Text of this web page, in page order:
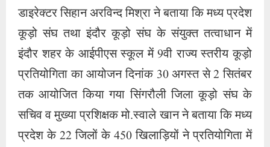
डाइरेक्टर सिहान अरविन्द मिश्रा ने बताया कि मध्य प्रदेश
कूड़ो संघ तथा इंदौर कूड़ो संघ के संयुक्त तत्वाधान में
इंदौर शहर के आईपीएस स्कूल में 9वी राज्य स्तरीय कूड़ो
प्रतियोगिता का आयोजन दिनांक 30 अगस्त से 2 सितंबर
तक आयोजित किया गया सिंगरौली जिला कूड़ो संघ के
सचिव व मुख्या प्रशिक्षक मो.स्वाले खान ने बताया कि मध्य
प्रदेश के 22 जिलों के 450 खिलाड़ियों ने प्रतियोगिता में